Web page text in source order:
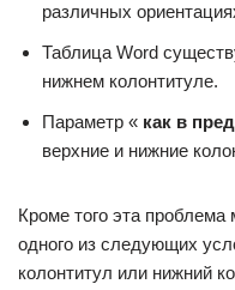
различных
Таблица Word
нижнем колонтитуле.
Параметр « как в
верхние и нижние
Кроме того эта
одного из следующих
колонтитул или нижний